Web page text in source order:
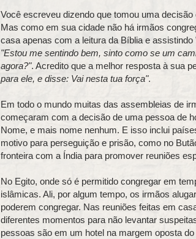
Você escreveu dizendo que tomou uma
Mas como em sua cidade não há irmãos
casa apenas com a leitura da Bíblia e
"Estou me sentindo bem, sinto como se um
agora?". Acredito que a melhor resposta à sua
para ele, e disse: Vai nesta tua força".
Em todo o mundo muitas das assembleias de
começaram com a decisão de uma pessoa de
Nome, e mais nome nenhum. E isso inclui
motivo para perseguição e prisão, como no
fronteira com a Índia para promover reuniões
No Egito, onde só é permitido congregar em
islâmicas. Ali, por algum tempo, os irmãos
poderem congregar. Nas reuniões feitas em
diferentes momentos para não levantar
pessoas são em um hotel na margem oposta